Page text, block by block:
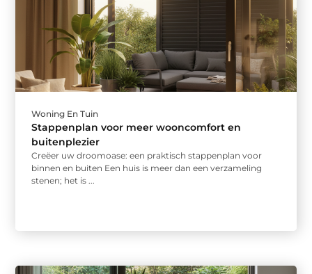
Woning En Tuin
Stappenplan voor meer wooncomfort en
buitenplezier
Creëer uw droomoase: een praktisch stappenplan voor
binnen en buiten Een huis is meer dan een verzameling
stenen; het is ...